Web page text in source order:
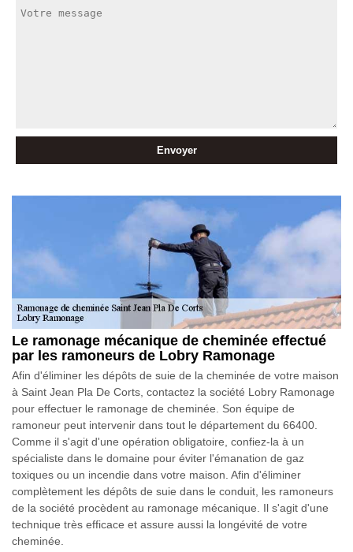
Le ramonage mécanique de cheminée effectué
par les ramoneurs de Lobry Ramonage
Afin d'éliminer les dépôts de suie de la cheminée de votre maison
à Saint Jean Pla De Corts, contactez la société Lobry Ramonage
pour effectuer le ramonage de cheminée. Son équipe de
ramoneur peut intervenir dans tout le département du 66400.
Comme il s'agit d'une opération obligatoire, confiez-la à un
spécialiste dans le domaine pour éviter l'émanation de gaz
toxiques ou un incendie dans votre maison. Afin d'éliminer
complètement les dépôts de suie dans le conduit, les ramoneurs
de la société procèdent au ramonage mécanique. Il s'agit d'une
technique très efficace et assure aussi la longévité de votre
cheminée.